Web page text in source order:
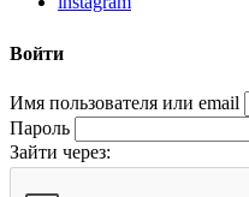
Войти
Имя пользователя или email
Пароль
Зайти через: